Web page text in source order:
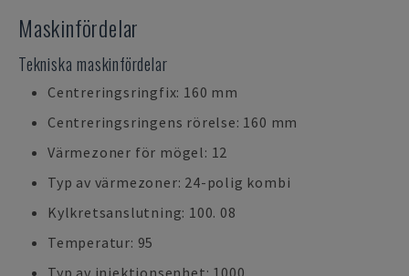
Maskinfördelar
Tekniska maskinfördelar
Centreringsringfix: 160 mm
Centreringsringens rörelse: 160 mm
Värmezoner för mögel: 12
Typ av värmezoner: 24-polig kombi
Kylkretsanslutning: 100. 08
Temperatur: 95
Typ av injektionsenhet: 1000